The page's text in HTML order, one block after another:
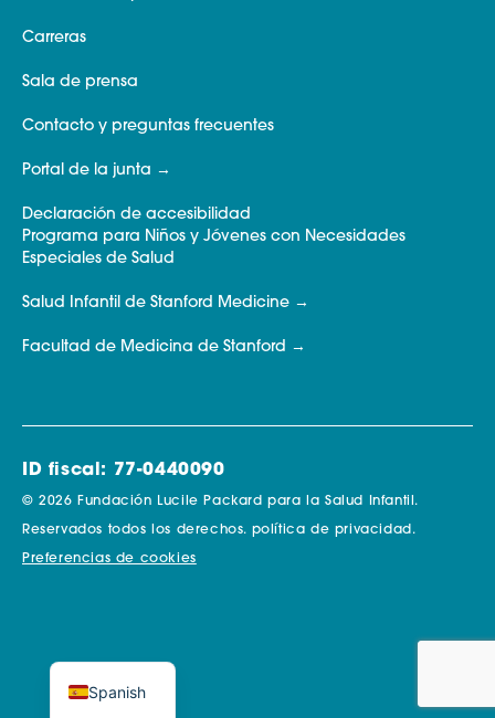
Carreras
Sala de prensa
Contacto y preguntas frecuentes
Portal de la junta
Declaración de accesibilidad
Programa para Niños y Jóvenes con Necesidades
Especiales de Salud
Salud Infantil de Stanford Medicine
Facultad de Medicina de Stanford
ID fiscal: 77-0440090
© 2026 Fundación Lucile Packard para la Salud Infantil.
Reservados todos los derechos. política de privacidad.
Preferencias de cookies
Spanish